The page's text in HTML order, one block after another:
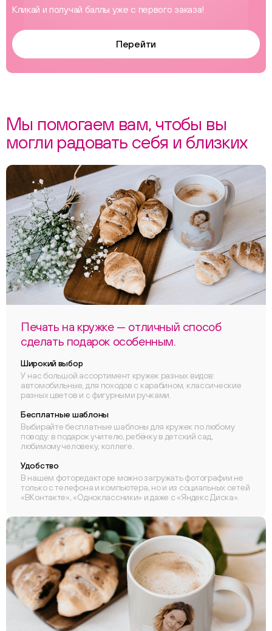
Кликай и получай баллы уже с первого заказа!
Перейти
Мы помогаем вам, чтобы вы
могли радовать себя и близких
Печать на кружке — отличный способ
сделать подарок особенным.
Широкий выбор
У нас большой ассортимент кружек разных видов:
автомобильные, для походов с карабином, классические
разных цветов и с фигурными ручками.
Бесплатные шаблоны
Выбирайте бесплатные шаблоны для кружек по любому
поводу: в подарок учителю, ребёнку в детский сад,
любимому человеку, коллеге.
Удобство
В нашем фоторедакторе можно загружать фотографии не
только с телефона и компьютера, но и из социальных сетей
«ВКонтакте», «Одноклассники» и даже с «Яндекс Диска».